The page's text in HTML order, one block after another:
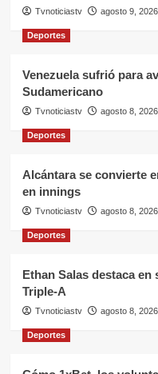
Tvnoticiastv agosto 9, 2026
Deportes
Venezuela sufrió para
Sudamericano
Tvnoticiastv agosto 8, 2026
Deportes
Alcántara se convierte
en innings
Tvnoticiastv agosto 8, 2026
Deportes
Ethan Salas destaca
Triple-A
Tvnoticiastv agosto 8, 2026
Deportes